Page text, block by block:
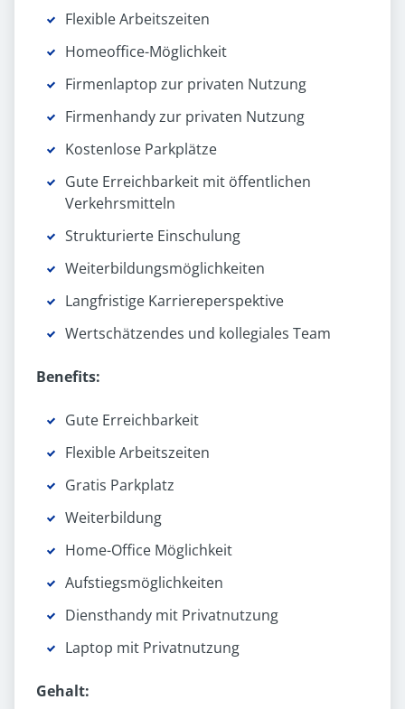
Flexible Arbeitszeiten
Homeoffice-Möglichkeit
Firmenlaptop zur privaten Nutzung
Firmenhandy zur privaten Nutzung
Kostenlose Parkplätze
Gute Erreichbarkeit mit öffentlichen
Verkehrsmitteln
Strukturierte Einschulung
Weiterbildungsmöglichkeiten
Langfristige Karriereperspektive
Wertschätzendes und kollegiales Team
Benefits:
Gute Erreichbarkeit
Flexible Arbeitszeiten
Gratis Parkplatz
Weiterbildung
Home-Office Möglichkeit
Aufstiegs­möglichkeiten
Diensthandy mit Privatnutzung
Laptop mit Privatnutzung
Gehalt: